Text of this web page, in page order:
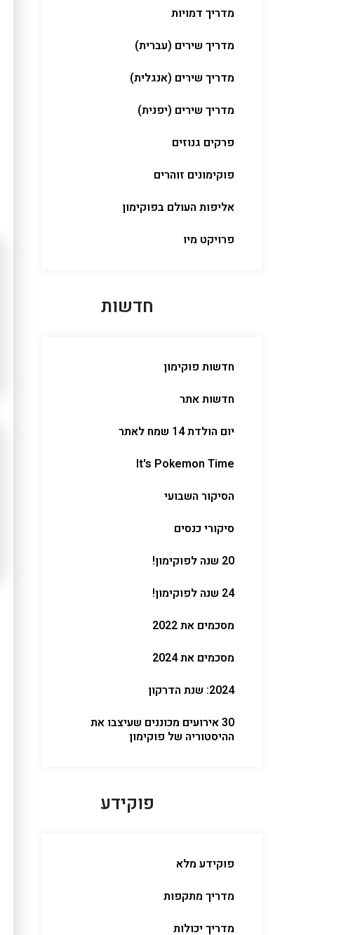
מדריך דמויות
מדריך שירים (עברית)
מדריך שירים (אנגלית)
מדריך שירים (יפנית)
פרקים גנוזים
פוקימונים זוהרים
אליפות העולם בפוקימון
פרויקט מיו
חדשות
חדשות פוקימון
חדשות אתר
יום הולדת 14 שמח לאתר
It's Pokemon Time
הסיקור השבועי
סיקורי כנסים
20 שנה לפוקימון!
24 שנה לפוקימון!
מסכמים את 2022
מסכמים את 2024
2024: שנת הדרקון
30 אירועים מכוננים שעיצבו את
ההיסטוריה של פוקימון
פוקידע
פוקידע מלא
מדריך מתקפות
מדריך יכולות